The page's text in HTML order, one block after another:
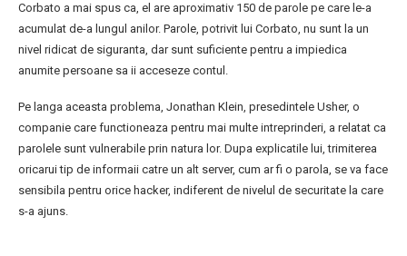
Corbato a mai spus ca, el are aproximativ 150 de parole pe care le-a
acumulat de-a lungul anilor. Parole, potrivit lui Corbato, nu sunt la un
nivel ridicat de siguranta, dar sunt suficiente pentru a impiedica
anumite persoane sa ii acceseze contul.
Pe langa aceasta problema, Jonathan Klein, presedintele Usher, o
companie care functioneaza pentru mai multe intreprinderi, a relatat ca
parolele sunt vulnerabile prin natura lor. Dupa explicatile lui, trimiterea
oricarui tip de informaii catre un alt server, cum ar fi o parola, se va face
sensibila pentru orice hacker, indiferent de nivelul de securitate la care
s-a ajuns.